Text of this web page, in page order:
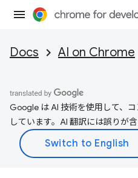
Docs AI on Chrome
Google は AI 技術を使用して、
しています。AI 翻訳には誤りが